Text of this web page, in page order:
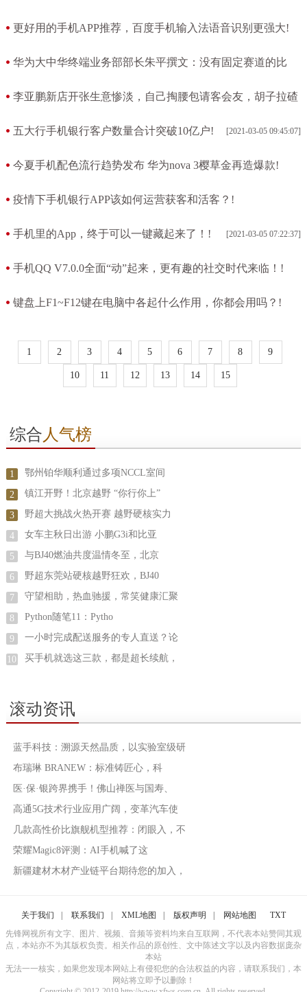
[2021-03-05 11:27:21]
更好用的手机APP推荐，百度手机输入法语音识别更强大!
华为大中华终端业务部部长朱平撰文：没有固定赛道的比
[2021-03-05 10:37:02]
李亚鹏新店开张生意惨淡，自己掏腰包请客会友，胡子拉碴
[2021-03-05 09:49:31]
五大行手机银行客户数量合计突破10亿户! [2021-03-05 09:45:07]
今夏手机配色流行趋势发布 华为nova 3樱草金再造爆款!
疫情下手机银行APP该如何运营获客和活客？!
手机里的App，终于可以一键藏起来了！! [2021-03-05 07:22:37]
手机QQ V7.0.0全面“动”起来，更有趣的社交时代来临！!
键盘上F1~F12键在电脑中各起什么作用，你都会用吗？!
1 2 3 4 5 6 7 8 9
10 11 12 13 14 15
综合 人气榜
1 鄂州铂华顺利通过多项NCCL室间
2 镇江开野！北京越野 “你行你上”
3 野超大挑战火热开赛 越野硬核实力
4 女车主秋日出游 小鹏G3i和比亚
5 与BJ40燃油共度温情冬至，北京
6 野超东莞站硬核越野狂欢，BJ40
7 守望相助，热血驰援，常笑健康汇聚
8 Python随笔11：Pytho
9 一小时完成配送服务的专人直送？论
10 买手机就选这三款，都是超长续航，
滚动资讯
蓝手科技：溯源天然晶质，以实验室级研
布瑞琳 BRANEW：标准铸匠心，科
医·保·银跨界携手！佛山禅医与国寿、
高通5G技术行业应用广阔，变革汽车使
几款高性价比旗舰机型推荐：闭眼入，不
荣耀Magic8评测：AI手机喊了这
新疆建材木材产业链平台期待您的加入，
关于我们 联系我们 XML地图 版权声明 网站地图
TXT
先锋网视所有文字、图片、视频、音频等资料均来自互联网，不代表本站赞同其观
点，本站亦不为其版权负责。相关作品的原创性、文中陈述文字以及内容数据庞杂
本站
无法一一核实，如果您发现本网站上有侵犯您的合法权益的内容，请联系我们，本
网站将立即予以删除！